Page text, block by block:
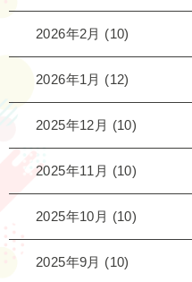
2026年2月 (10)
2026年1月 (12)
2025年12月 (10)
2025年11月 (10)
2025年10月 (10)
2025年9月 (10)